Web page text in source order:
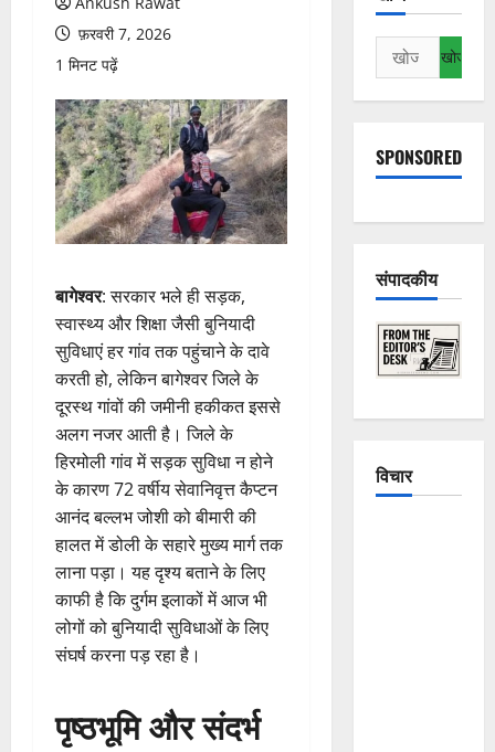
फ़रवरी 7, 2026
1 मिनट पढ़ें
बागेश्वर: सरकार भले ही सड़क,
स्वास्थ्य और शिक्षा जैसी बुनियादी
सुविधाएं हर गांव तक पहुंचाने के दावे
करती हो, लेकिन बागेश्वर जिले के
दूरस्थ गांवों की जमीनी हकीकत इससे
अलग नजर आती है। जिले के
हिरमोली गांव में सड़क सुविधा न होने
के कारण 72 वर्षीय सेवानिवृत्त कैप्टन
आनंद बल्लभ जोशी को बीमारी की
हालत में डोली के सहारे मुख्य मार्ग तक
लाना पड़ा। यह दृश्य बताने के लिए
काफी है कि दुर्गम इलाकों में आज भी
लोगों को बुनियादी सुविधाओं के लिए
संघर्ष करना पड़ रहा है।
पृष्ठभूमि और संदर्भ
निम्न
को
खोजें:
SPONSORED
संपादकीय
विचार